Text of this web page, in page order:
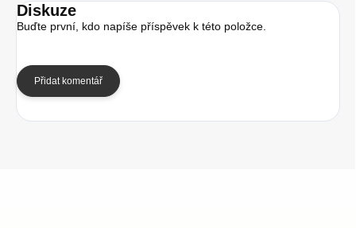
Diskuze
Buďte první, kdo napíše příspěvek k této položce.
Přidat komentář